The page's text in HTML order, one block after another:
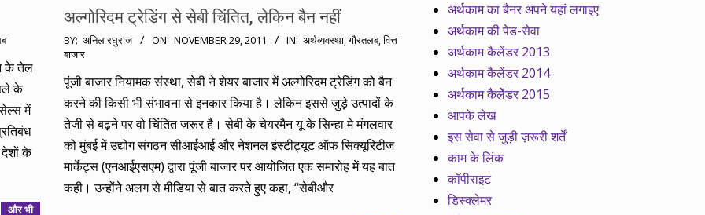
के तेल
के
में
के
और भी
अल्गोरिदम ट्रेडिंग से सेबी चिंतित, लेकिन बैन नहीं
2011-
11-
29
BY: अनिल रघुराज ON: NOVEMBER 29, 2011 IN: अर्थव्यवस्था,गौरतलब,वित्त
बाजार
पूंजी बाजार नियामक संस्था, सेबी ने शेयर बाजार में अल्गोरिदम ट्रेडिंग को बैन
करने की किसी भी संभावना से इनकार किया है। लेकिन इससे जुड़े उत्पादों के
तेजी से बढ़ने पर वो चिंतित जरूर है। सेबी के चेयरमैन यू के सिन्हा मे मंगलवार
को मुंबई में उद्योग संगठन सीआईआई और नेशनल इंस्टीट्यूट ऑफ सिक्यूरिटीज
मार्केट्स (एनआईएसएम) द्वारा पूंजी बाजार पर आयोजित एक समारोह में यह बात
कही। उन्होंने अलग से मीडिया से बात करते हुए कहा, “सेबीऔर
अर्थकाम का बैनर अपने यहां लगाइए
अर्थकाम की पेड-सेवा
अर्थकाम कैलेंडर 2013
अर्थकाम कैलेंडर 2014
अर्थकाम कैलेेंडर 2015
आपके लेख
इस सेवा से जुड़ी ज़रूरी शर्तें
काम के लिंक
कॉपीराइट
डिस्क्लेमर